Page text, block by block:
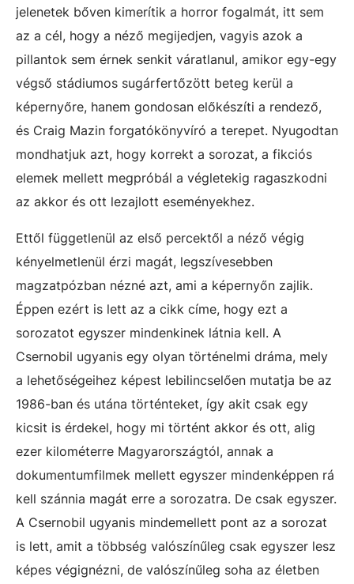
jelenetek bőven kimerítik a horror fogalmát, itt sem
az a cél, hogy a néző megijedjen, vagyis azok a
pillantok sem érnek senkit váratlanul, amikor egy-egy
végső stádiumos sugárfertőzött beteg kerül a
képernyőre, hanem gondosan előkészíti a rendező,
és Craig Mazin forgatókönyvíró a terepet. Nyugodtan
mondhatjuk azt, hogy korrekt a sorozat, a fikciós
elemek mellett megpróbál a végletekig ragaszkodni
az akkor és ott lezajlott eseményekhez.
Ettől függetlenül az első percektől a néző végig
kényelmetlenül érzi magát, legszívesebben
magzatpózban nézné azt, ami a képernyőn zajlik.
Éppen ezért is lett az a cikk címe, hogy ezt a
sorozatot egyszer mindenkinek látnia kell. A
Csernobil ugyanis egy olyan történelmi dráma, mely
a lehetőségeihez képest lebilincselően mutatja be az
1986-ban és utána történteket, így akit csak egy
kicsit is érdekel, hogy mi történt akkor és ott, alig
ezer kilométerre Magyarországtól, annak a
dokumentumfilmek mellett egyszer mindenképpen rá
kell szánnia magát erre a sorozatra. De csak egyszer.
A Csernobil ugyanis mindemellett pont az a sorozat
is lett, amit a többség valószínűleg csak egyszer lesz
képes végignézni, de valószínűleg soha az életben